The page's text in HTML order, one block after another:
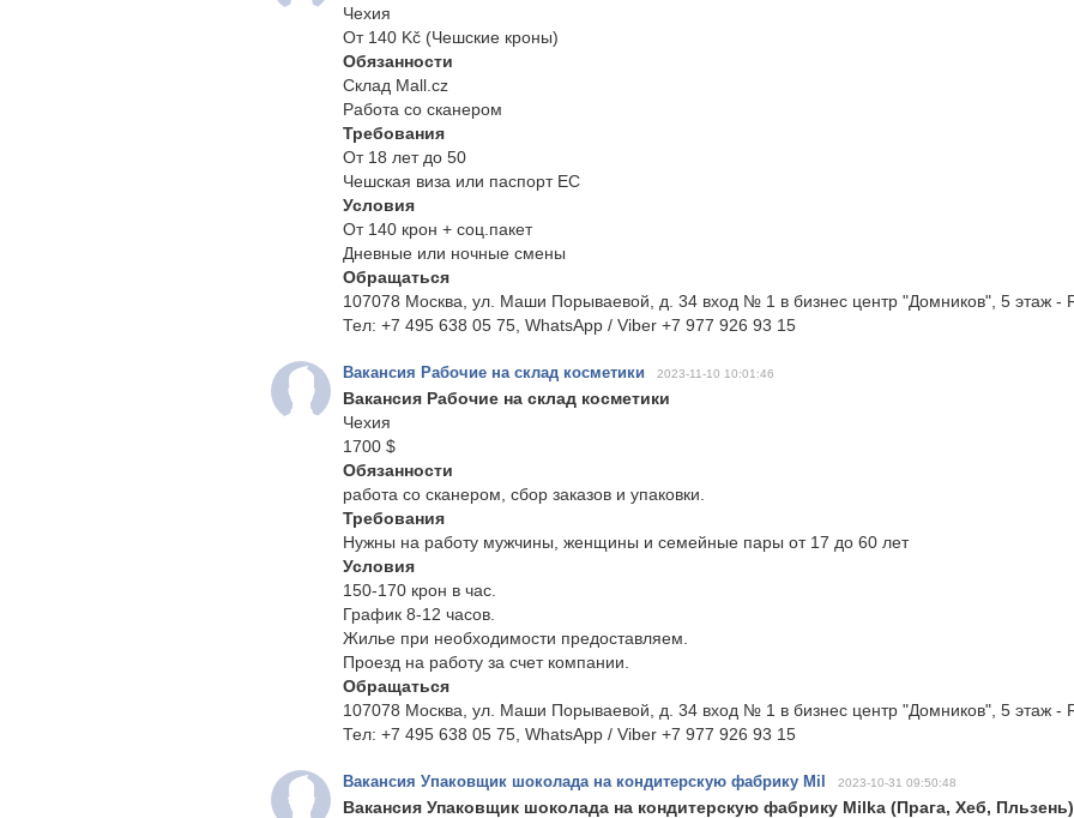
Чехия
От 140 Kč (Чешские кроны)
Обязанности
Склад Mall.cz
Работа со сканером
Требования
От 18 лет до 50
Чешская виза или паспорт ЕС
Условия
От 140 крон + соц.пакет
Дневные или ночные смены
Обращаться
107078 Москва, ул. Маши Порываевой, д. 34 вход № 1 в бизнес центр "Домников", 5 этаж -
Тел: +7 495 638 05 75, WhatsApp / Viber +7 977 926 93 15
Вакансия Рабочие на склад косметики 2023-11-10 10:01:46
Вакансия Рабочие на склад косметики
Чехия
1700 $
Обязанности
работа со сканером, сбор заказов и упаковки.
Требования
Нужны на работу мужчины, женщины и семейные пары от 17 до 60 лет
Условия
150-170 крон в час.
График 8-12 часов.
Жилье при необходимости предоставляем.
Проезд на работу за счет компании.
Обращаться
107078 Москва, ул. Маши Порываевой, д. 34 вход № 1 в бизнес центр "Домников", 5 этаж -
Тел: +7 495 638 05 75, WhatsApp / Viber +7 977 926 93 15
Вакансия Упаковщик шоколада на кондитерскую фабрику Mil 2023-10-31 09:50:48
Вакансия Упаковщик шоколада на кондитерскую фабрику Milka (Прага, Хеб, Пльзень)